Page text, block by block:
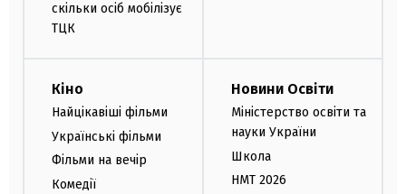
скільки осіб мобілізує
ТЦК
Кіно
Найцікавіші фільми
Українські фільми
Фільми на вечір
Комедії
Новини Освіти
Міністерство освіти та
науки України
Школа
НМТ 2026